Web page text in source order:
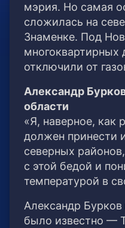
мэрия. Но самая
сложилась на
Знаменке. Под
многоквартирных
отключили от
Александр
области
«Я, наверное, как
должен принести
северных
с этой бедой и
температурой в
Александр
было известно —